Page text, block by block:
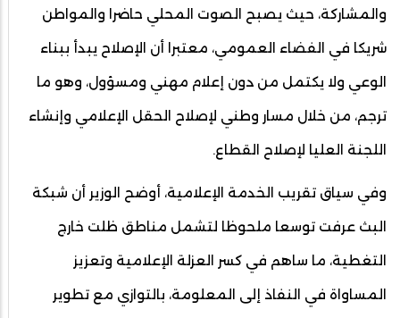
والمشاركة، حيث يصبح الصوت المحلي حاضرا والمواطن
شريكا في الفضاء العمومي، معتبرا أن الإصلاح يبدأ ببناء
الوعي ولا يكتمل من دون إعلام مهني ومسؤول، وهو ما
ترجم، من خلال مسار وطني لإصلاح الحقل الإعلامي وإنشاء
اللجنة العليا لإصلاح القطاع.
وفي سياق تقريب الخدمة الإعلامية، أوضح الوزير أن شبكة
البث عرفت توسعا ملحوظا لتشمل مناطق ظلت خارج
التغطية، ما ساهم في كسر العزلة الإعلامية وتعزيز
المساواة في النفاذ إلى المعلومة، بالتوازي مع تطوير